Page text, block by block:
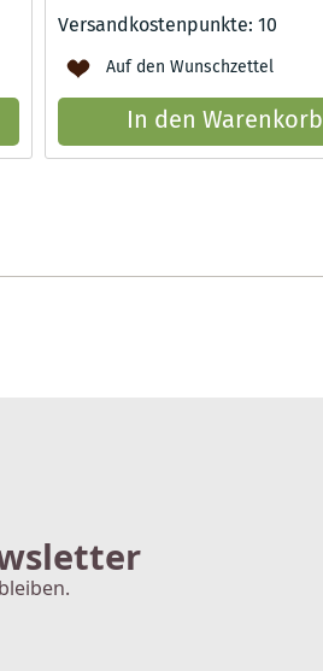
Versandkostenpunkte: 10
Auf den Wunschzettel
In den Warenkorb